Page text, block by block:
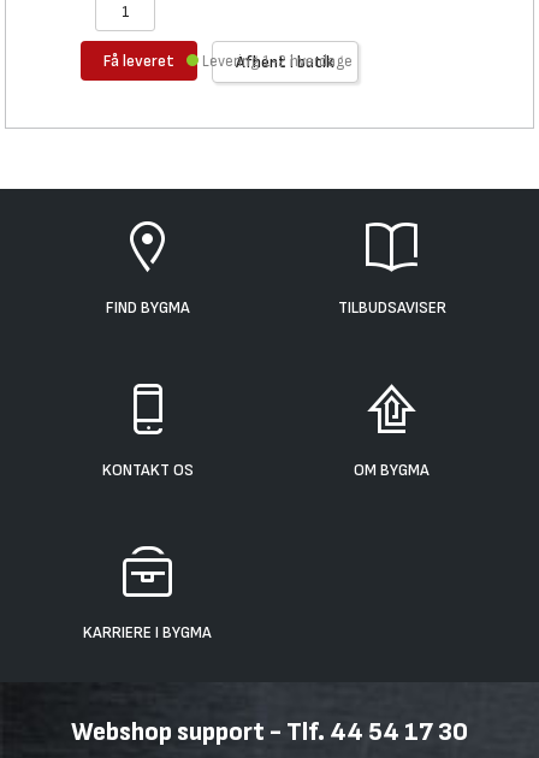
Få leveret Afhent i butik
Levering 1-2 hverdage
FIND BYGMA TILBUDSAVISER
KONTAKT OS OM BYGMA
KARRIERE I BYGMA
Webshop support - Tlf. 44 54 17 30